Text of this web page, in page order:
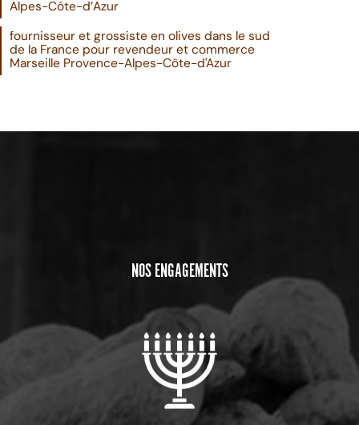
Alpes-Côte-d’Azur
fournisseur et grossiste en olives dans le sud
de la France pour revendeur et commerce
Marseille Provence-Alpes-Côte-d'Azur
NOS ENGAGEMENTS